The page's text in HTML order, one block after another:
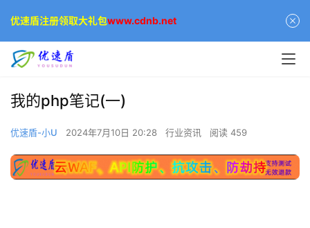
我的php笔记(一)
优速盾-小U 2024年7月10日 20:28 行业资讯 阅读 459
优速盾注册领取大礼包www.cdnb.net